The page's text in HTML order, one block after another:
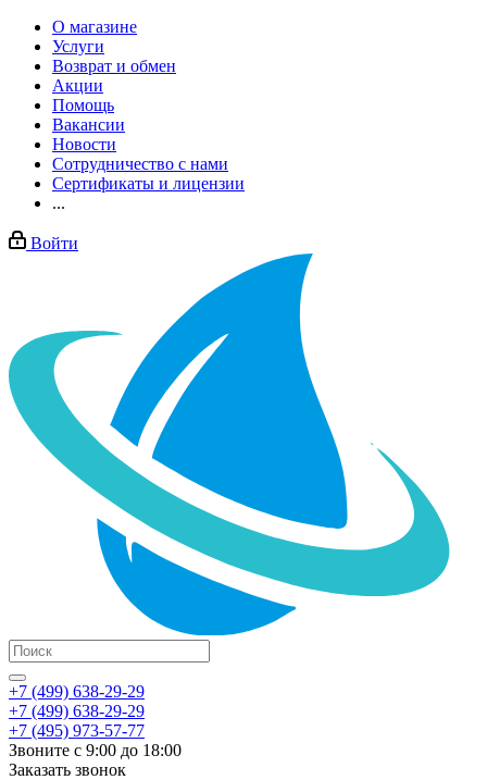
О магазине
Услуги
Возврат и обмен
Акции
Помощь
Вакансии
Новости
Сотрудничество с нами
Сертификаты и лицензии
...
Войти
+7 (499) 638-29-29
+7 (499) 638-29-29
+7 (495) 973-57-77
Звоните с 9:00 до 18:00
Заказать звонок